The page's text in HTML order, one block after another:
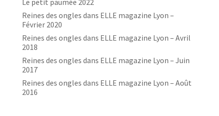
Reines des ongles dans ELLE magazine Lyon –
Février 2020
Reines des ongles dans ELLE magazine Lyon – Avril
2018
Reines des ongles dans ELLE magazine Lyon – Juin
2017
Reines des ongles dans ELLE magazine Lyon – Août
2016